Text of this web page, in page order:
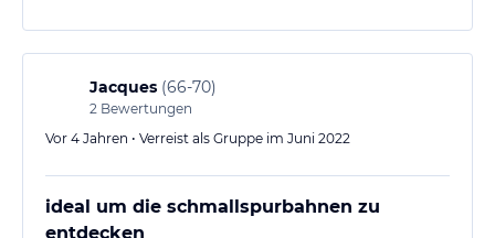
Jacques (66-70)
2 Bewertungen
Vor 4 Jahren • Verreist als Gruppe im Juni 2022
ideal um die schmallspurbahnen zu
entdecken